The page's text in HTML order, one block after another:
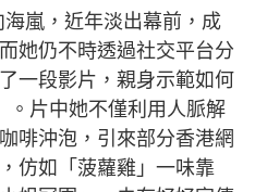
嵐，近年淡出幕前，成
她仍不時透過社交平台分
一段影片，親身示範如何
。片中她不僅利用人脈解
啡沖泡，引來部分香港網
仿如「菠蘿雞」一味靠